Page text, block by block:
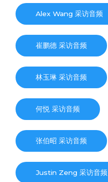
Alex Wang 采访音频
崔鹏德 采访音频
林玉琳 采访音频
何悦 采访音频
张伯昭 采访音频
Justin Zeng 采访音频